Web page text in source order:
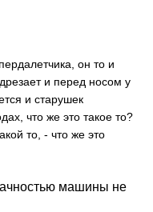
он то и
и перед носом у
и старушек
что же это такое то?
то, - что же это
машины не